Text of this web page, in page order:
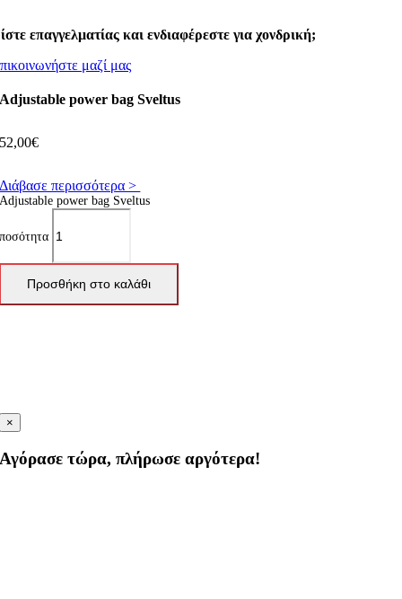
επαγγελματίας και ενδιαφέρεστε για χονδρική;
μαζί μας
Adjustable power bag Sveltus
52,00€
Διάβασε περισσότερα >
Adjustable power bag Sveltus
ποσότητα
Προσθήκη στο καλάθι
×
Αγόρασε τώρα, πλήρωσε αργότερα!